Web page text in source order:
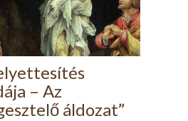
– Az
áldozat”